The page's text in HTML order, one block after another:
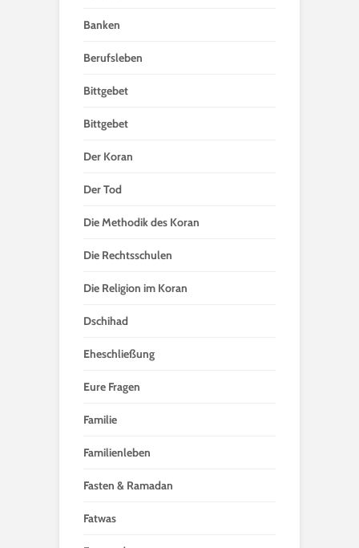
Banken
Berufsleben
Bittgebet
Bittgebet
Der Koran
Der Tod
Die Methodik des Koran
Die Rechtsschulen
Die Religion im Koran
Dschihad
Eheschließung
Eure Fragen
Familie
Familienleben
Fasten & Ramadan
Fatwas